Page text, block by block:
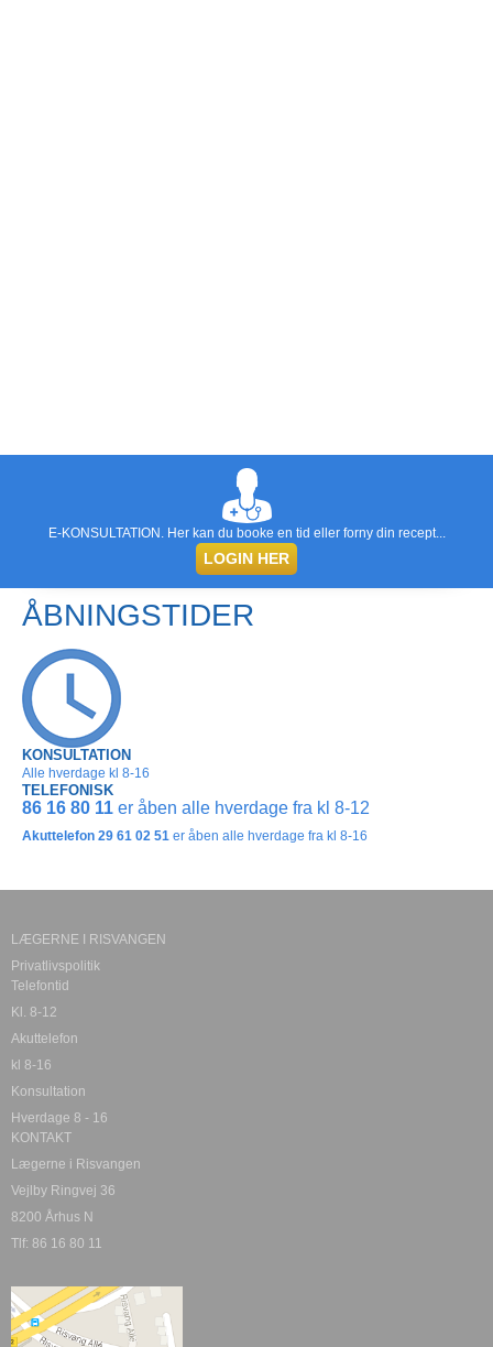
E-KONSULTATION. Her kan du booke en tid eller forny din recept...
LOGIN HER
ÅBNINGSTIDER
KONSULTATION
Alle hverdage kl 8-16
TELEFONISK
86 16 80 11 er åben alle hverdage fra kl 8-12
Akuttelefon 29 61 02 51 er åben alle hverdage fra kl 8-16
LÆGERNE I RISVANGEN
Privatlivspolitik
Telefontid
Kl. 8-12
Akuttelefon
kl 8-16
Konsultation
Hverdage 8 - 16
KONTAKT
Lægerne i Risvangen
Vejlby Ringvej 36
8200 Århus N
Tlf: 86 16 80 11